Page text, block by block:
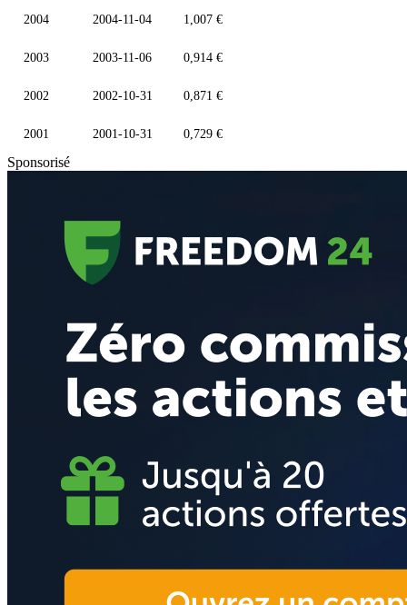
2004 2004-11-04 1,007 €
2003 2003-11-06 0,914 €
2002 2002-10-31 0,871 €
2001 2001-10-31 0,729 €
Sponsorisé